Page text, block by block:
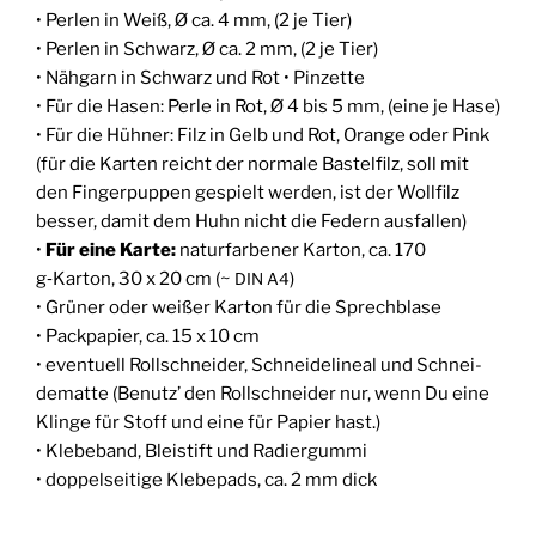
• Per­len in Weiß, Ø ca. 4 mm, (2 je Tier)
• Per­len in Schwarz, Ø ca. 2 mm, (2 je Tier)
• Näh­garn in Schwarz und Rot • Pinzette
• Für die Hasen: Per­le in Rot, Ø 4 bis 5 mm, (eine je Hase)
• Für die Hüh­ner: Filz in Gelb und Rot, Oran­ge oder Pink
(für die Kar­ten reicht der nor­ma­le Bas­tel­filz, soll mit
den Fin­ger­pup­pen gespielt wer­den, ist der Woll­filz
bes­ser, damit dem Huhn nicht die Federn ausfallen)
• Für eine Kar­te: natur­far­be­ner Kar­ton, ca. 170
g‑Karton, 30 x 20 cm (~ DIN A4)
• Grü­ner oder wei­ßer Kar­ton für die Sprechblase
• Pack­pa­pier, ca. 15 x 10 cm
• even­tu­ell Roll­schnei­der, Schnei­de­line­al und Schnei­
de­mat­te (Benutz’ den Roll­schnei­der nur, wenn Du eine
Klin­ge für Stoff und eine für Papier hast.)
• Kle­be­band, Blei­stift und Radiergummi
• dop­pel­sei­ti­ge Kle­be­pads, ca. 2 mm dick